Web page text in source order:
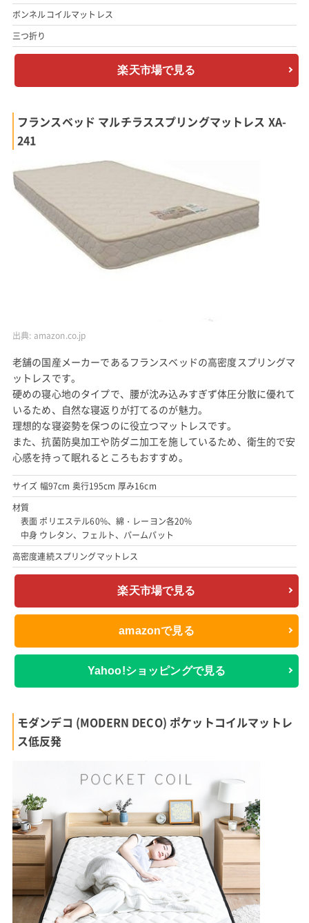
ボンネルコイルマットレス
三つ折り
楽天市場で見る
フランスベッド マルチラススプリングマットレス XA-
241
出典: amazon.co.jp
老舗の国産メーカーであるフランスベッドの高密度スプリングマ
ットレスです。
硬めの寝心地のタイプで、腰が沈み込みすぎず体圧分散に優れて
いるため、自然な寝返りが打てるのが魅力。
理想的な寝姿勢を保つのに役立つマットレスです。
また、抗菌防臭加工や防ダニ加工を施しているため、衛生的で安
心感を持って眠れるところもおすすめ。
サイズ 幅97cm 奥行195cm 厚み16cm
材質
表面 ポリエステル60%、綿・レーヨン各20%
中身 ウレタン、フェルト、パームパット
高密度連続スプリングマットレス
楽天市場で見る
amazonで見る
Yahoo!ショッピングで見る
モダンデコ (MODERN DECO) ポケットコイルマットレ
ス低反発